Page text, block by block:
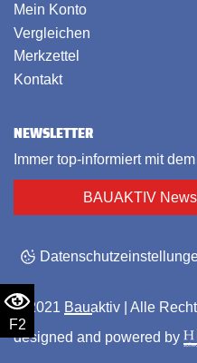
F2
Mein Konto
Vergleichen
Merkzettel
Kontakt
NEWSLETTER
Immer top-informiert mit
BAUAKTIV
© 2021 Bauaktiv | Alle
designed and powered by